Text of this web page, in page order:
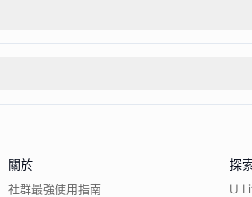
關於
社群最強使用指南
探
U